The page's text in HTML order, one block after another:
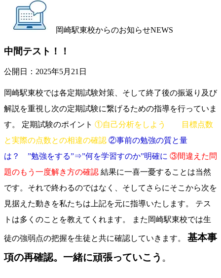
岡崎駅東校からのお知らせNEWS
中間テスト！！
公開日： 2025年5月21日
岡崎駅東校では各定期試験対策、そして終了後の振返り及び
解説を重視し次の定期試験に繋げるための指導を行っていま
す。 定期試験のポイント ①自己分析をしよう 目標点数
と実際の点数との相違の確認 ②事前の勉強の質と量
は？ ”勉強をする”⇒”何を学習すのか”明確に ③間違えた問
題のもう一度解き方の確認 結果に一喜一憂することは当然
です。それで終わるのではなく、そしてさらにそこから次を
見据えた動きを私たちは上記を元に指導いたします。 テス
トは多くのことを教えてくれます。 また岡崎駅東校では生
徒の強弱点の把握を生徒と共に確認していきます。 基本事
項の再確認。一緒に頑張っていこう 。